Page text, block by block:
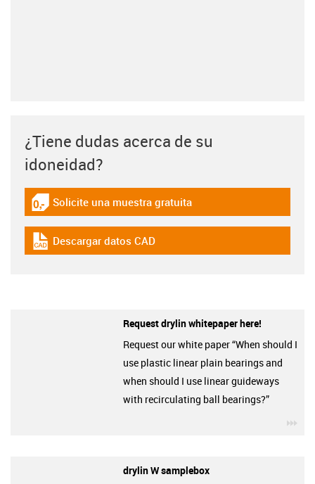
¿Tiene dudas acerca de su
idoneidad?
igus-icon-gratismuster
Solicite una muestra gratuita
igus-icon-cad-dateien
Descargar datos CAD
Request drylin whitepaper here!
Request our white paper “When should I
use plastic linear plain bearings and
when should I use linear guideways
with recirculating ball bearings?”
drylin W samplebox